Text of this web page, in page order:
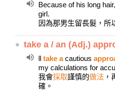
Because of his long
girl.
因為那男生留長髮，所
● take a / an (Adj.)
ll take acautious
my calculations for
我會採取謹慎的做法
確。